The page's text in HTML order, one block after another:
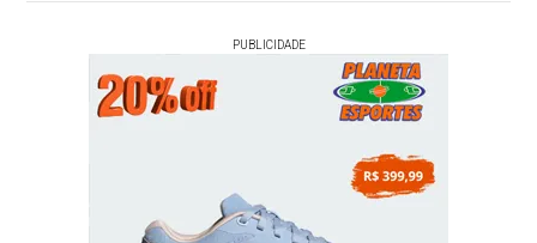
PUBLICIDADE